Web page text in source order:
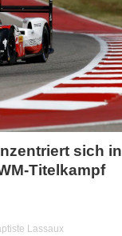
sich in
Titelkampf
Lassaux